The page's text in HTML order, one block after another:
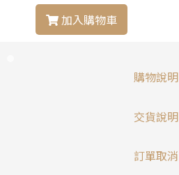
加入購物車
購物說明
交貨說明
訂單取消